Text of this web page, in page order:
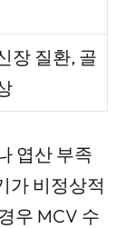
장 질환, 골
엽산 부족
가 비정상적
우 MCV 수